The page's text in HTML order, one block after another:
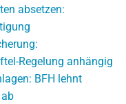
absetzen:
Regelung anhängig
BFH lehnt